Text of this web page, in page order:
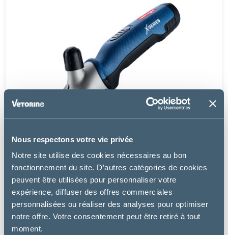
Nous respectons votre vie privée
Notre site utilise des cookies nécessaires au bon
fonctionnement du site. D’autres catégories de cookies
peuvent être utilisées pour personnaliser votre
expérience, diffuser des offres commerciales
personnalisées ou réaliser des analyses pour optimiser
notre offre. Votre consentement peut être retiré à tout
moment.
Heiniger
TONDEUSE HEINIGER XPLORER A BATTERIE